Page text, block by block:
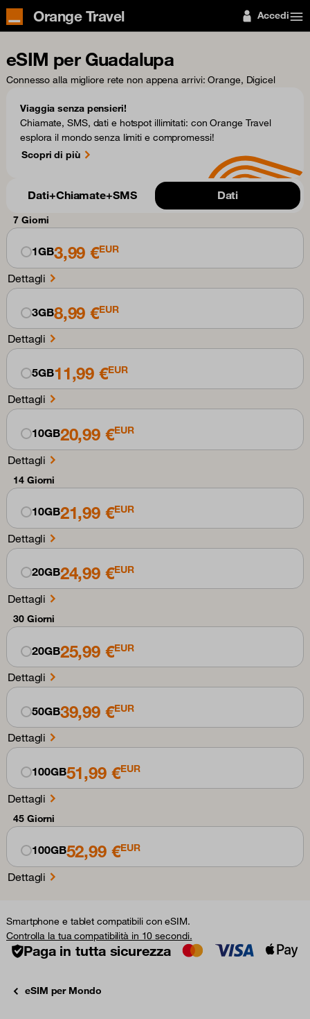
Orange Travel Accedi
eSIM per Guadalupa
Connesso alla migliore rete non appena arrivi: Orange, Digicel
Viaggia senza pensieri!
Chiamate, SMS, dati e hotspot illimitati: con Orange Travel
esplora il mondo senza limiti e compromessi!
Scopri di più
Dati+Chiamate+SMS Dati
7 Giorni
1GB3,99 €EUR
Dettagli
3GB8,99 €EUR
Dettagli
5GB11,99 €EUR
Dettagli
10GB20,99 €EUR
Dettagli
14 Giorni
10GB21,99 €EUR
Dettagli
20GB24,99 €EUR
Dettagli
30 Giorni
20GB25,99 €EUR
Dettagli
50GB39,99 €EUR
Dettagli
100GB51,99 €EUR
Dettagli
45 Giorni
100GB52,99 €EUR
Dettagli
Smartphone e tablet compatibili con eSIM.
Controlla la tua compatibilità in 10 secondi.
Paga in tutta sicurezza
eSIM per Mondo